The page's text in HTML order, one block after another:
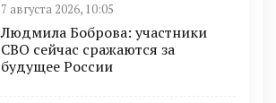
7 августа 2026, 10:05
Людмила Боброва: участники
СВО сейчас сражаются за
будущее России